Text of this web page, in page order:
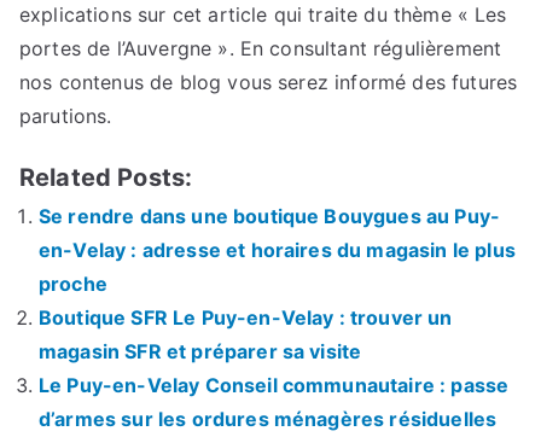
explications sur cet article qui traite du thème « Les
portes de l’Auvergne ». En consultant régulièrement
nos contenus de blog vous serez informé des futures
parutions.
Related Posts:
Se rendre dans une boutique Bouygues au Puy-
en-Velay : adresse et horaires du magasin le plus
proche
Boutique SFR Le Puy-en-Velay : trouver un
magasin SFR et préparer sa visite
Le Puy-en-Velay Conseil communautaire : passe
d’armes sur les ordures ménagères résiduelles